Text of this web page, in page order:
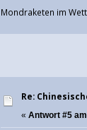
Mondraketen im
Re:
«Antwort #5